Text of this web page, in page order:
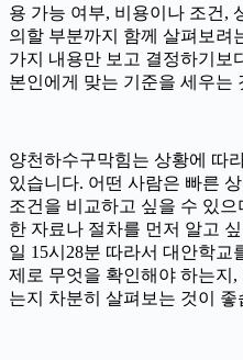
용 가능 여부, 비용이나 조건,
의할 부분까지 함께 살펴보려
가지 내용만 보고 결정하기보
본인에게 맞는 기준을 세우는
양천하수구막힘는 상황에 따
있습니다. 어떤 사람은 빠른
조건을 비교하고 싶을 수 있
한 자료나 절차를 먼저 알고
일 15시28분 따라서 대안학교
제로 무엇을 확인해야 하는지
는지 차분히 살펴보는 것이 좋